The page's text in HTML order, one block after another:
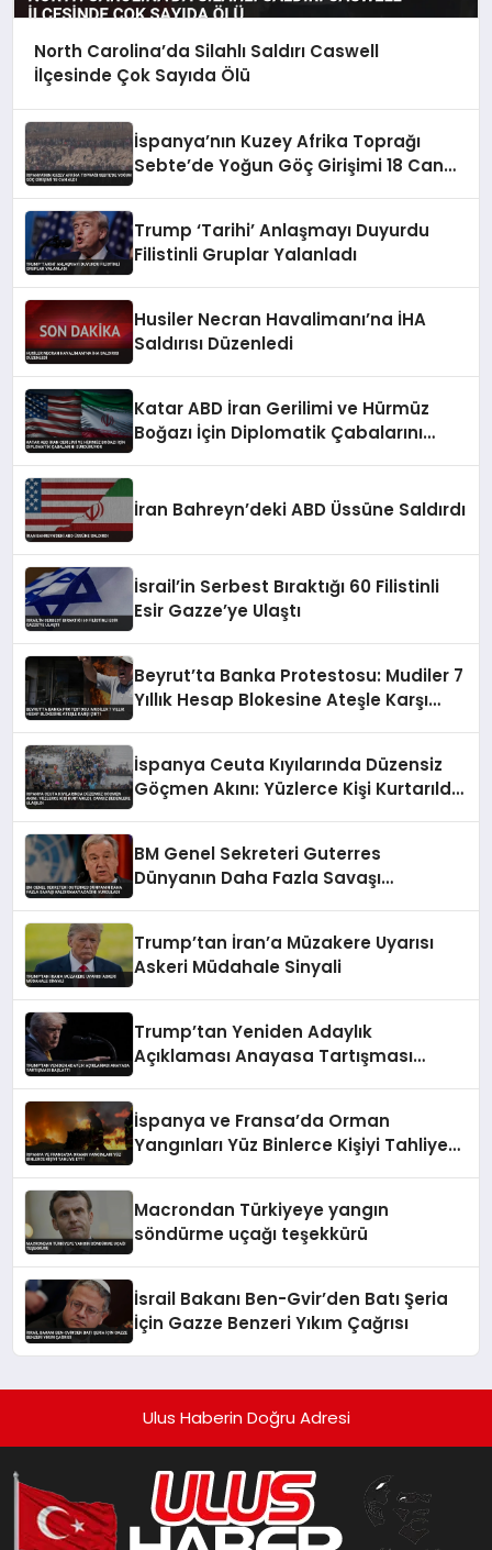
North Carolina’da Silahlı Saldırı Caswell
İlçesinde Çok Sayıda Ölü
İspanya’nın Kuzey Afrika Toprağı
Sebte’de Yoğun Göç Girişimi 18 Can
Trump ‘Tarihi’ Anlaşmayı Duyurdu
Filistinli Gruplar Yalanladı
Husiler Necran Havalimanı’na İHA
Saldırısı Düzenledi
Katar ABD İran Gerilimi ve Hürmüz
Boğazı İçin Diplomatik Çabalarını
İran Bahreyn’deki ABD Üssüne Saldırdı
İsrail’in Serbest Bıraktığı 60 Filistinli
Esir Gazze’ye Ulaştı
Beyrut’ta Banka Protestosu: Mudiler 7
Yıllık Hesap Blokesine Ateşle Karşı
İspanya Ceuta Kıyılarında Düzensiz
Göçmen Akını: Yüzlerce Kişi Kurtarıldı,
BM Genel Sekreteri Guterres
Dünyanın Daha Fazla Savaşı
Trump’tan İran’a Müzakere Uyarısı
Askeri Müdahale Sinyali
Trump’tan Yeniden Adaylık
Açıklaması Anayasa Tartışması
İspanya ve Fransa’da Orman
Yangınları Yüz Binlerce Kişiyi Tahliye
Macrondan Türkiyeye yangın
söndürme uçağı teşekkürü
İsrail Bakanı Ben-Gvir’den Batı Şeria
İçin Gazze Benzeri Yıkım Çağrısı
Ulus Haberin Doğru Adresi